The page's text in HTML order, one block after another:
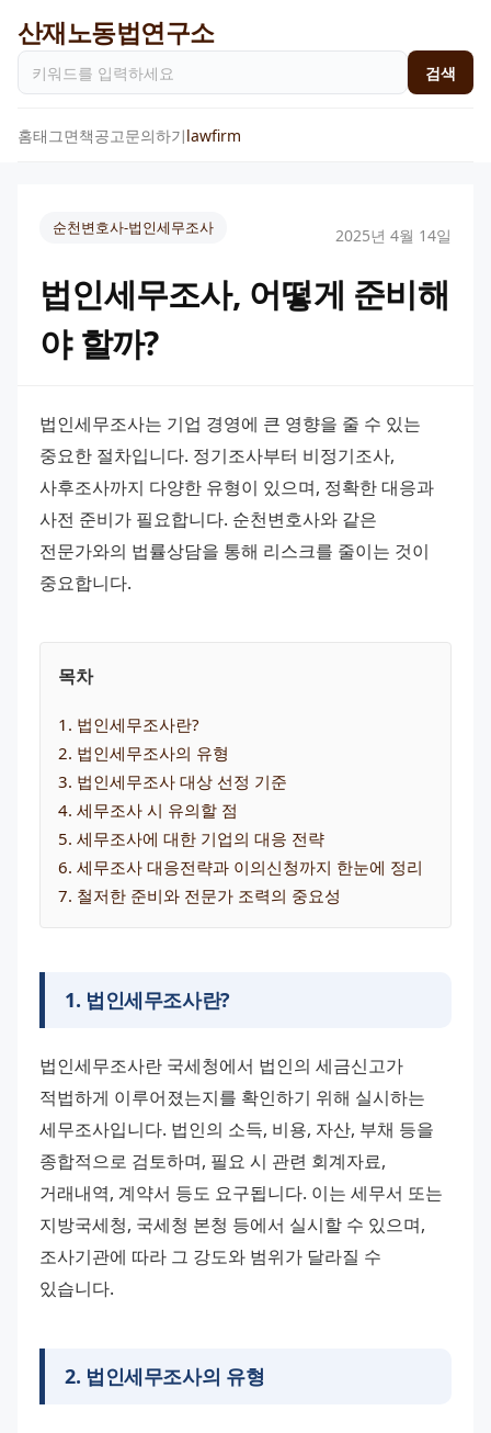
산재노동법연구소
검색
홈태그면책공고문의하기lawfirm
순천변호사-법인세무조사 2025년 4월 14일
법인세무조사, 어떻게 준비해
야 할까?
법인세무조사는 기업 경영에 큰 영향을 줄 수 있는
중요한 절차입니다. 정기조사부터 비정기조사,
사후조사까지 다양한 유형이 있으며, 정확한 대응과
사전 준비가 필요합니다. 순천변호사와 같은
전문가와의 법률상담을 통해 리스크를 줄이는 것이
중요합니다.
목차
1 . 법인세무조사란?
2. 법인세무조사의 유형
3. 법인세무조사 대상 선정 기준
4. 세무조사 시 유의할 점
5. 세무조사에 대한 기업의 대응 전략
6. 세무조사 대응전략과 이의신청까지 한눈에 정리
7. 철저한 준비와 전문가 조력의 중요성
1. 법인세무조사란?
법인세무조사란 국세청에서 법인의 세금신고가
적법하게 이루어졌는지를 확인하기 위해 실시하는
세무조사입니다. 법인의 소득, 비용, 자산, 부채 등을
종합적으로 검토하며, 필요 시 관련 회계자료,
거래내역, 계약서 등도 요구됩니다. 이는 세무서 또는
지방국세청, 국세청 본청 등에서 실시할 수 있으며,
조사기관에 따라 그 강도와 범위가 달라질 수
있습니다.
2. 법인세무조사의 유형